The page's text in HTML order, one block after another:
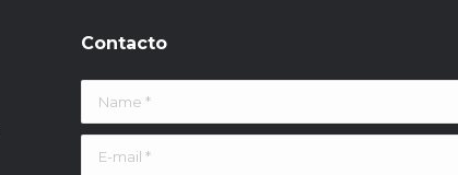
Contacto
Name *
E-mail *